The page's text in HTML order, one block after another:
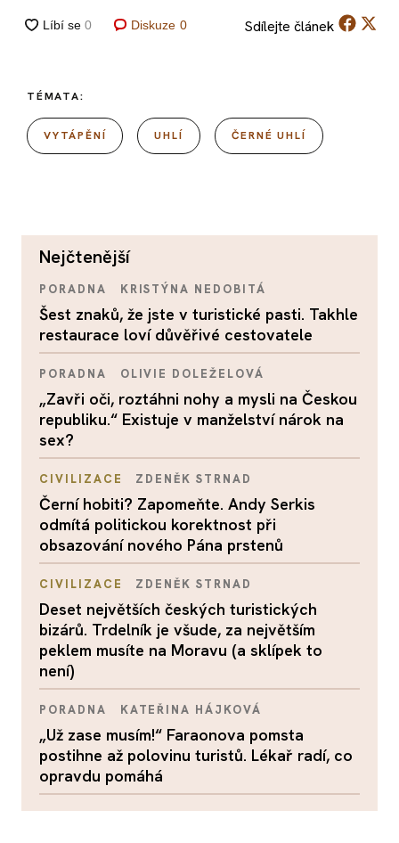
Diskuze 0 Sdílejte článek
TÉMATA:
VYTÁPĚNÍ UHLÍ ČERNÉ UHLÍ
nejčtenější
PORADNA KRISTÝNA NEDOBITÁ
Šest znaků, že jste v turistické pasti. Takhle
restaurace loví důvěřivé cestovatele
PORADNA OLIVIE DOLEŽELOVÁ
„Zavři oči, roztáhni nohy a mysli na Českou
republiku.“ Existuje v manželství nárok na
sex?
CIVILIZACE ZDENĚK STRNAD
Černí hobiti? Zapomeňte. Andy Serkis
odmítá politickou korektnost při
obsazování nového Pána prstenů
CIVILIZACE ZDENĚK STRNAD
Deset největších českých turistických
bizárů. Trdelník je všude, za největším
peklem musíte na Moravu (a sklípek to
není)
PORADNA KATEŘINA HÁJKOVÁ
„Už zase musím!“ Faraonova pomsta
postihne až polovinu turistů. Lékař radí, co
opravdu pomáhá